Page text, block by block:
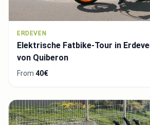
ERDEVEN
Elektrische Fatbike-Tour in
von Quiberon
From 40€